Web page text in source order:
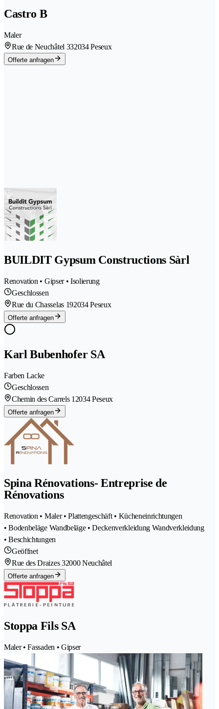
Castro B
Maler
Rue de Neuchâtel 332034 Peseux
Offerte anfragen
BUILDIT Gypsum Constructions Sàrl
Renovation • Gipser • Isolierung
Geschlossen
Rue du Chasselas 192034 Peseux
Offerte anfragen
Karl Bubenhofer SA
Farben Lacke
Geschlossen
Chemin des Carrels 1 2034 Peseux
Offerte anfragen
Spina Rénovations- Entreprise de
Rénovations
Renovation • Maler • Plattengeschäft • Kücheneinrichtungen
• Bodenbeläge Wandbeläge • Deckenverkleidung Wandverkleidung
• Beschichtungen
Geöffnet
Rue des Draizes 32000 Neuchâtel
Offerte anfragen
Stoppa Fils SA
Maler • Fassaden • Gipser